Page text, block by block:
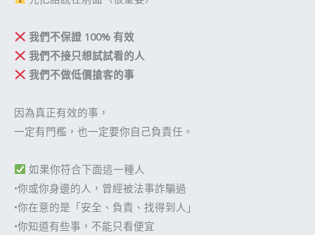
我們不保證 100% 有效
我們不接只想試試看的人
我們不做低價搶客的事
因為真正有效的事，
一定有門檻，也一定要你自己負責任。
如果你符合下面這一種人
•你或你身邊的人，曾經被法事詐騙過
•你在意的是「安全、負責、找得到人」
•你知道有些事，不能只看便宜